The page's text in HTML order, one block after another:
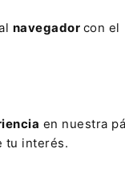
navegador con el
en nuestra
tu interés.
LO MÁS
- El 73%
-